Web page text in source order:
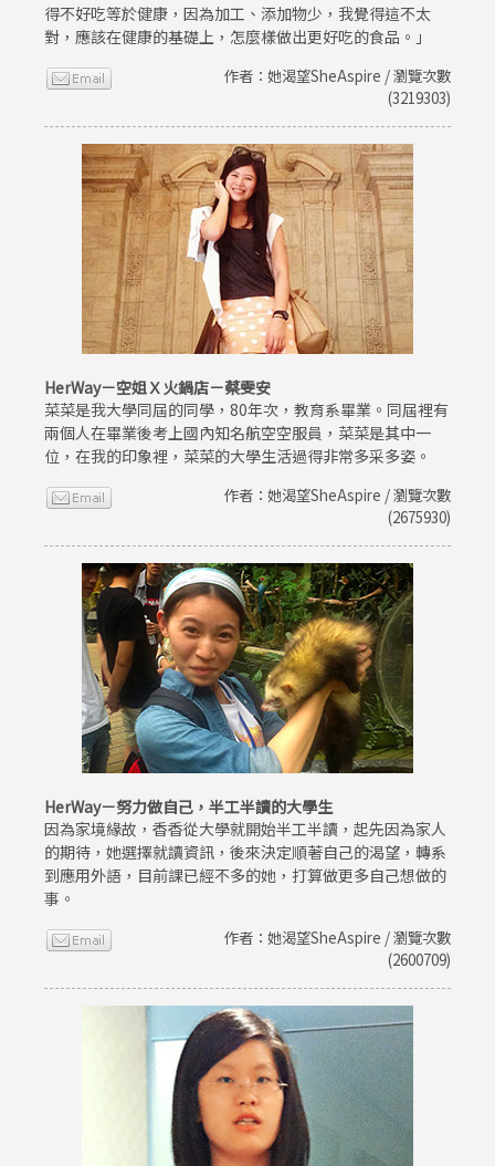
得不好吃等於健康，因為加工、添加物少，我覺得這不太
對，應該在健康的基礎上，怎麼樣做出更好吃的食品。」
作者：她渴望SheAspire / 瀏覽次數
(3219303)
HerWay－空姐Ｘ火鍋店－蔡雯安
菜菜是我大學同屆的同學，80年次，教育系畢業。同屆裡有
兩個人在畢業後考上國內知名航空空服員，菜菜是其中一
位，在我的印象裡，菜菜的大學生活過得非常多采多姿。
作者：她渴望SheAspire / 瀏覽次數
(2675930)
HerWay－努力做自己，半工半讀的大學生
因為家境緣故，香香從大學就開始半工半讀，起先因為家人
的期待，她選擇就讀資訊，後來決定順著自己的渴望，轉系
到應用外語，目前課已經不多的她，打算做更多自己想做的
事。
作者：她渴望SheAspire / 瀏覽次數
(2600709)